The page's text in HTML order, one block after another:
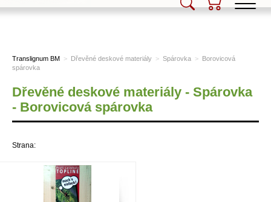
Translignum BM > Dřevěné deskové materiály > Spárovka > Borovicová
spárovka
Dřevěné deskové materiály - Spárovka
- Borovicová spárovka
Strana: